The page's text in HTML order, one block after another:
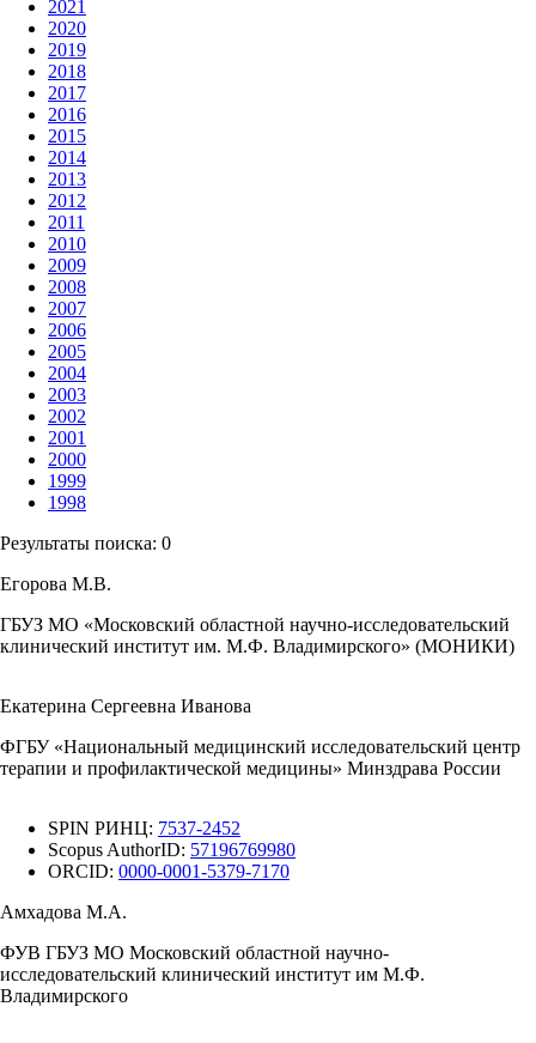
2021
2020
2019
2018
2017
2016
2015
2014
2013
2012
2011
2010
2009
2008
2007
2006
2005
2004
2003
2002
2001
2000
1999
1998
Результаты поиска: 0
Егорова М.В.
ГБУЗ МО «Московский областной научно-исследовательский
клинический институт им. М.Ф. Владимирского» (МОНИКИ)
Екатерина Сергеевна Иванова
ФГБУ «Национальный медицинский исследовательский центр
терапии и профилактической медицины» Минздрава России
SPIN РИНЦ: 7537-2452
Scopus AuthorID: 57196769980
ORCID: 0000-0001-5379-7170
Амхадова М.А.
ФУВ ГБУЗ МО Московский областной научно-
исследовательский клинический институт им М.Ф.
Владимирского